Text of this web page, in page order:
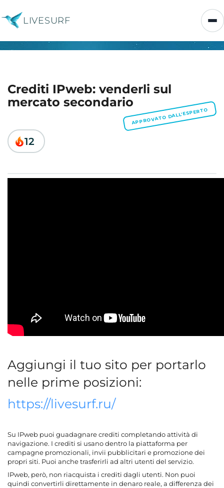
LIVESURF
Crediti IPweb: venderli sul
mercato secondario
APPROVATO DALL'ESPERTO
12
Aggiungi il tuo sito per portarlo
nelle prime posizioni:
https://livesurf.ru/
Su IPweb puoi guadagnare crediti completando attività di
navigazione. I crediti si usano dentro la piattaforma per
campagne promozionali, invii pubblicitari e promozione dei
propri siti. Puoi anche trasferirli ad altri utenti del servizio.
IPweb, però, non riacquista i crediti dagli utenti. Non puoi
quindi convertirli direttamente in denaro reale, a differenza dei